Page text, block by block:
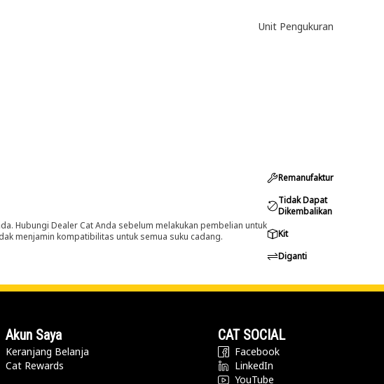
Unit Pengukuran
Hubungi Dealer Cat Anda sebelum melakukan pembelian untuk
menjamin kompatibilitas untuk semua suku cadang.
Remanufaktur
Tidak Dapat
Dikembalikan
Kit
Diganti
Akun Saya
Keranjang Belanja
Cat Rewards
CAT SOCIAL
Facebook
LinkedIn
YouTube